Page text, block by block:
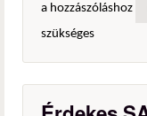
a hozzászóláshoz
szükséges